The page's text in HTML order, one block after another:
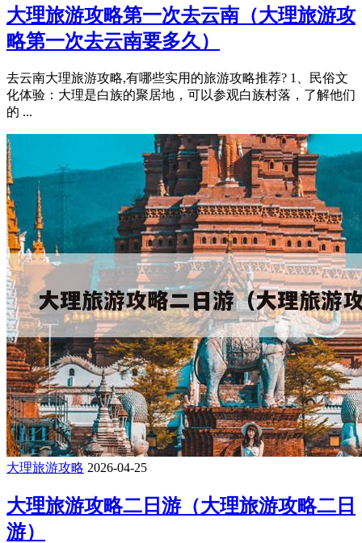
大理旅游攻略第一次去云南（大理旅游攻
略第一次去云南要多久）
去云南大理旅游攻略,有哪些实用的旅游攻略推荐? 1、民俗文
化体验：大理是白族的聚居地，可以参观白族村落，了解他们
的 ...
大理旅游攻略 2026-04-25
大理旅游攻略二日游（大理旅游攻略二日
游）